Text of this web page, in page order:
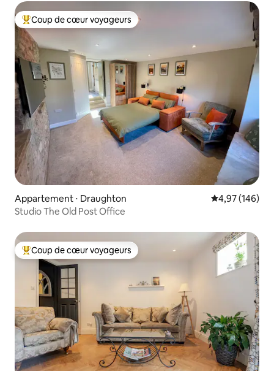
Coups de cœur voyageurs les plus appréciés
Coup de cœur voyageurs
Appartement ⋅ Draughton Évaluation
4,97 (146)
Studio The Old Post Office
Coups de cœur voyageurs les plus appréciés
Coup de cœur voyageurs